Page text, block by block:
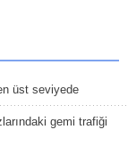
üst seviyede
gemi trafiği